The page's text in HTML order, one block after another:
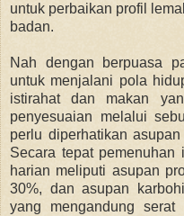
untuk perbaikan profil
badan.
Nah dengan berpuasa
untuk menjalani pola
istirahat dan makan
penyesuaian melalui
perlu diperhatikan
Secara tepat
harian meliputi asupan
30%, dan asupan
yang mengandung serat